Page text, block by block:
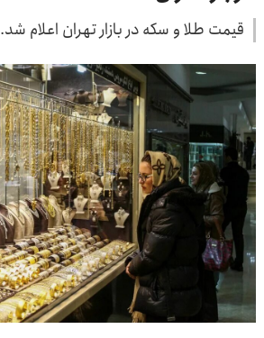
قیمت طلا و سکه در بازار تهران اعلام شد.